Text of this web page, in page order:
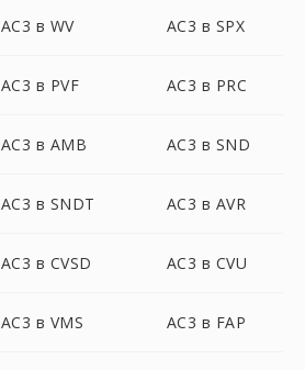
AC3 в WV AC3 в SPX
AC3 в PVF AC3 в PRC
AC3 в AMB AC3 в SND
AC3 в SNDT AC3 в AVR
AC3 в CVSD AC3 в CVU
AC3 в VMS AC3 в FAP